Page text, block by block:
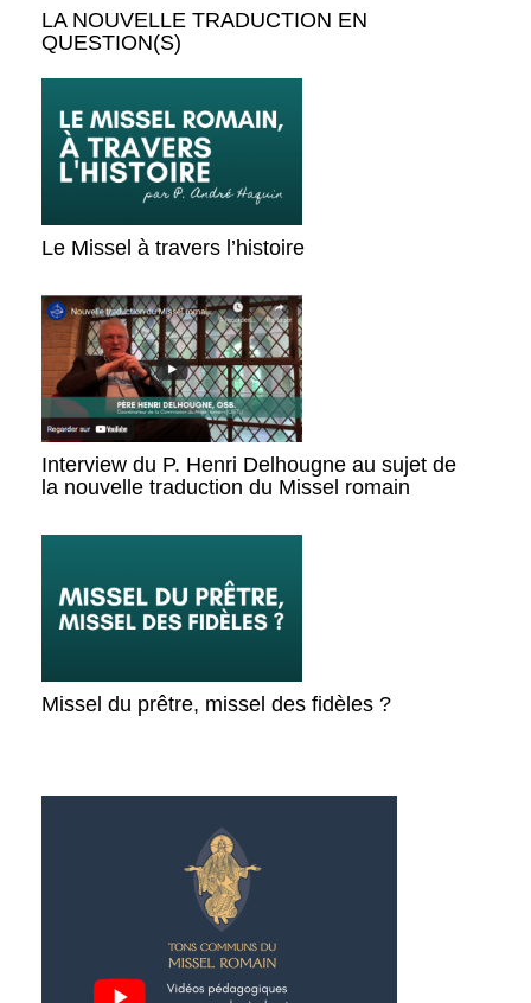
LA NOUVELLE TRADUCTION EN
QUESTION(S)
Le Missel à travers l’histoire
Interview du P. Henri Delhougne au sujet de
la nouvelle traduction du Missel romain
Missel du prêtre, missel des fidèles ?